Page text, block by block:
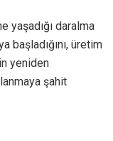
yaşadığı daralma
başladığını, üretim
yeniden
şahit